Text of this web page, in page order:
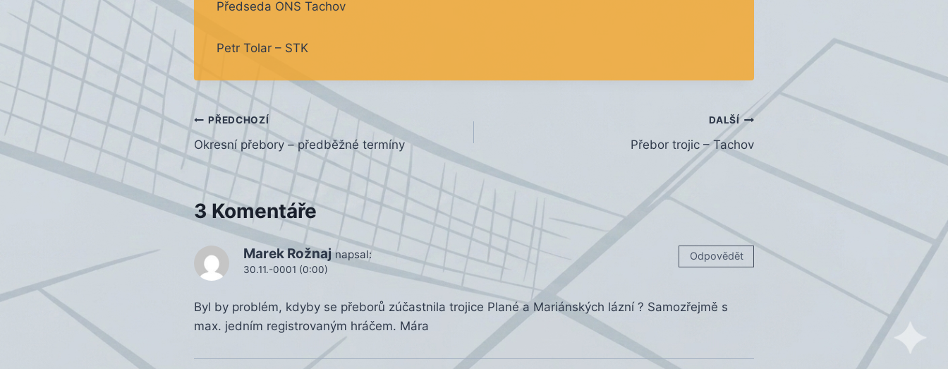
Předseda ONS Tachov
Petr Tolar – STK
Navigace
pro
příspěvek
PŘEDCHOZÍ
Okresní přebory – předběžné termíny
DALŠÍ
Přebor trojic – Tachov
3 Komentáře
Marek Rožnaj napsal:
30.11.-0001 (0:00)
Byl by problém, kdyby se přeborů zúčastnila trojice Plané a Mariánských lázní ? Samozřejmě s
max. jedním registrovaným hráčem. Mára
Odpovědět